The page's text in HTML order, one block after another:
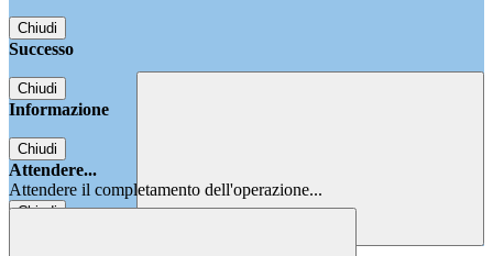
Chiudi
Successo
Chiudi
Informazione
Chiudi
Attendere...
Attendere il completamento dell'operazione...
Chiudi